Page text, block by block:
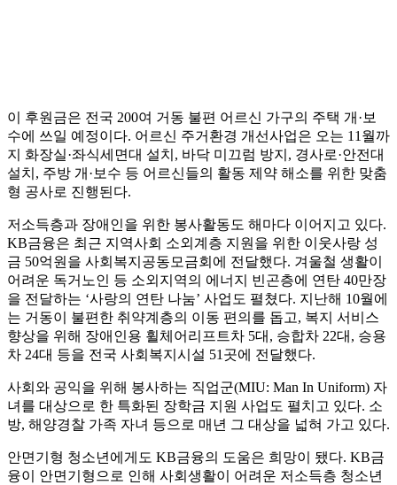
이 후원금은 전국 200여 거동 불편 어르신 가구의 주택 개·보
수에 쓰일 예정이다. 어르신 주거환경 개선사업은 오는 11월까
지 화장실·좌식세면대 설치, 바닥 미끄럼 방지, 경사로·안전대
설치, 주방 개·보수 등 어르신들의 활동 제약 해소를 위한 맞춤
형 공사로 진행된다.
저소득층과 장애인을 위한 봉사활동도 해마다 이어지고 있다.
KB금융은 최근 지역사회 소외계층 지원을 위한 이웃사랑 성
금 50억원을 사회복지공동모금회에 전달했다. 겨울철 생활이
어려운 독거노인 등 소외지역의 에너지 빈곤층에 연탄 40만장
을 전달하는 ‘사랑의 연탄 나눔’ 사업도 펼쳤다. 지난해 10월에
는 거동이 불편한 취약계층의 이동 편의를 돕고, 복지 서비스
향상을 위해 장애인용 휠체어리프트차 5대, 승합차 22대, 승용
차 24대 등을 전국 사회복지시설 51곳에 전달했다.
사회와 공익을 위해 봉사하는 직업군(MIU: Man In Uniform) 자
녀를 대상으로 한 특화된 장학금 지원 사업도 펼치고 있다. 소
방, 해양경찰 가족 자녀 등으로 매년 그 대상을 넓혀 가고 있다.
안면기형 청소년에게도 KB금융의 도움은 희망이 됐다. KB금
융이 안면기형으로 인해 사회생활이 어려운 저소득층 청소년